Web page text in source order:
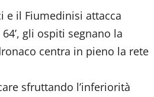
e il Fiumedinisi attacca
gli ospiti segnano la
centra in pieno la rete
sfruttando l’inferiorità